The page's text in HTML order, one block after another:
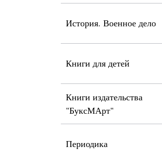
История. Военное дело
Книги для детей
Книги издательства
"БуксМАрт"
Периодика